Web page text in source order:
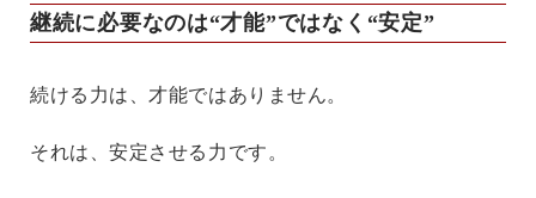
継続に必要なのは“才能”ではなく“安定”
続ける力は、才能ではありません。
それは、安定させる力です。